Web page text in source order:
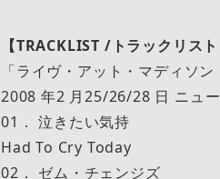
【TRACKLIST /トラックリスト
「ライヴ・アット・マディソ
2008 年2 ⽉25/26/28 ⽇ ニュ
01． 泣きたい気持
Had To Cry Today
02． ゼム・チェンジズ